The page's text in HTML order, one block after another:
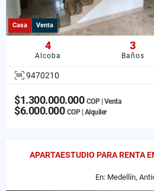
Casa Venta
4
Alcoba
3
Baños
9470210
$1.300.000.000 COP | Venta
$6.000.000 COP | Alquiler
APARTAESTUDIO PARA RENTA
En: Medellín,